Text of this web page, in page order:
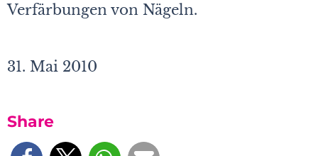
Verfärbungen von Nägeln.
31. Mai 2010
Share